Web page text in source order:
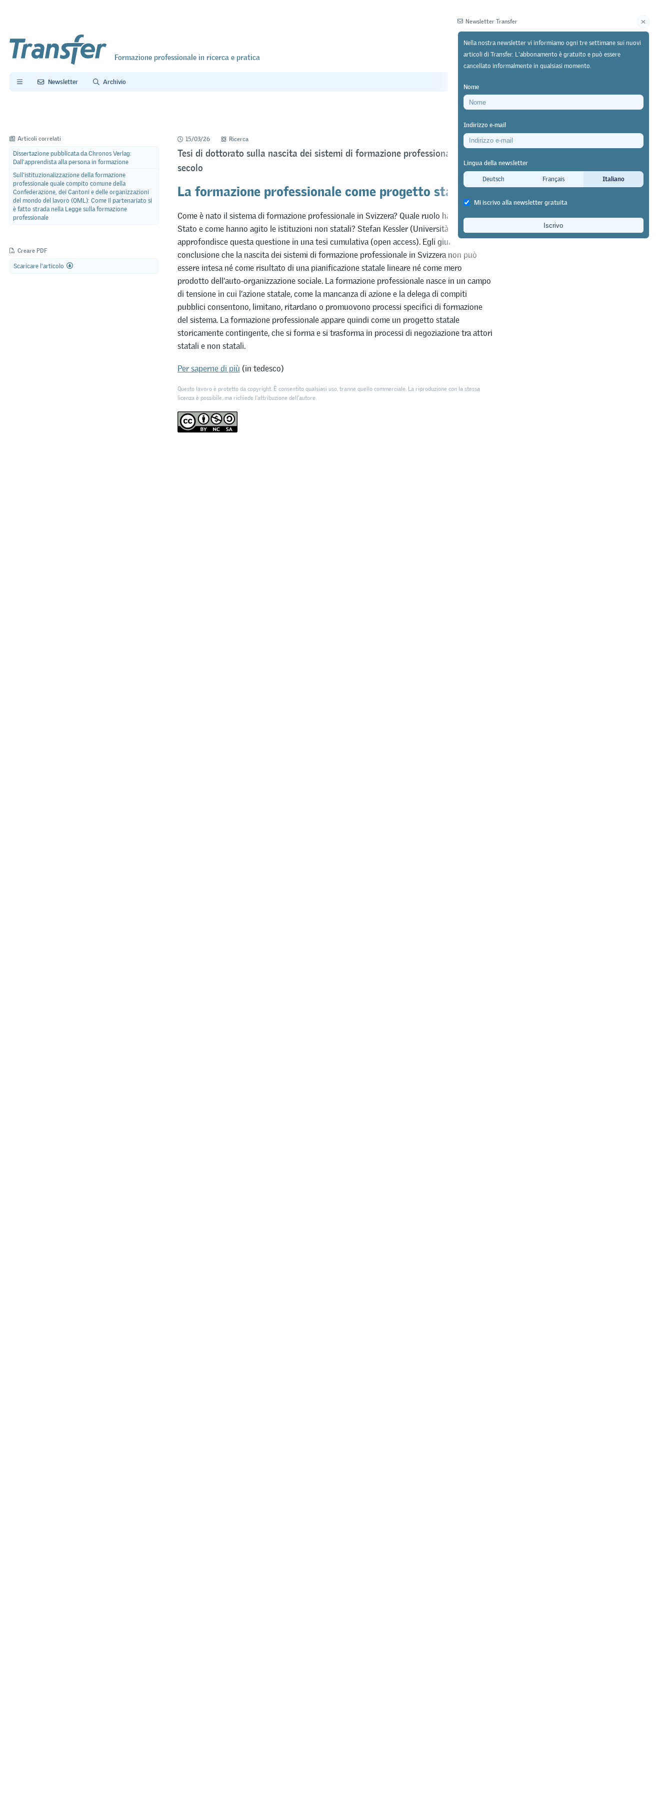
Formazione professionale in ricerca e pratica Editore
Newsletter Archivio
Articoli correlati
Dissertazione pubblicata da Chronos Verlag:
Dall’apprendista alla persona in formazione
Sull'istituzionalizzazione della formazione
professionale quale compito comune della
Confederazione, dei Cantoni e delle organizzazioni
del mondo del lavoro (OML): Come il partenariato si
è fatto strada nella Legge sulla formazione
professionale
Creare PDF
Scaricare l'articolo
15/03/26 Ricerca
Tesi di dottorato sulla nascita dei sistemi di formazione professionale nel XX
secolo
La formazione professionale come progetto statale
Come è nato il sistema di formazione professionale in Svizzera? Quale ruolo ha avuto lo
Stato e come hanno agito le istituzioni non statali? Stefan Kessler (Università di Zurigo)
approfondisce questa questione in una tesi cumulativa (open access). Egli giunge alla
conclusione che la nascita dei sistemi di formazione professionale in Svizzera non può
essere intesa né come risultato di una pianificazione statale lineare né come mero
prodotto dell’auto-organizzazione sociale. La formazione professionale nasce in un campo
di tensione in cui l’azione statale, come la mancanza di azione e la delega di compiti
pubblici consentono, limitano, ritardano o promuovono processi specifici di formazione
del sistema. La formazione professionale appare quindi come un progetto statale
storicamente contingente, che si forma e si trasforma in processi di negoziazione tra attori
statali e non statali.
Per saperne di più (in tedesco)
Questo lavoro è protetto da copyright. È consentito qualsiasi uso, tranne quello commerciale. La riproduzione con la stessa
licenza è possibile, ma richiede l'attribuzione dell’autore.
Newsletter Transfer
Nella nostra newsletter vi informiamo ogni tre settimane sui nuovi
articoli di Transfer. L'abbonamento è gratuito e può essere
cancellato informalmente in qualsiasi momento.
Nome
Indirizzo e-mail
Lingua della newsletter
Deutsch
Français Italiano
Mi iscrivo alla newsletter gratuita